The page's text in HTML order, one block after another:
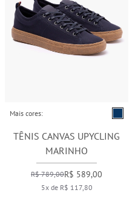
Mais cores:
TÊNIS CANVAS UPYCLING
MARINHO
R$ 789,00R$ 589,00
5x de R$ 117,80